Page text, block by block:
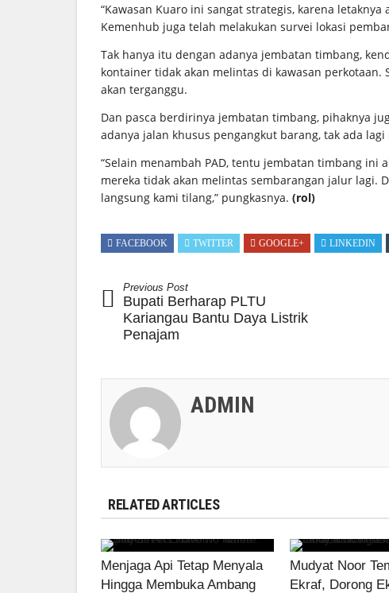
“Kawasan Kuaro ini sangat strategis, karena
Kemenhub juga telah melakukan survei lokasi
Tak hanya itu dengan adanya jembatan timbang,
kontainer tidak akan melintas di kawasan
akan terganggu.
Dan pasca berdirinya jembatan timbang, pihaknya
adanya jalan khusus pengangkut barang, tak ada
“Selain menambah PAD, tentu jembatan timbang ini
mereka tidak akan melintas sembarangan jalur lagi.
langsung kami tilang,” pungkasnya. (rol)
FACEBOOK TWITTER GOOGLE+ LINKEDIN
Previous Post
Bupati Berharap PLTU
Kariangau Bantu Daya Listrik
Penajam
ADMIN
RELATED ARTICLES
Menjaga Api Tetap Menyala
Hingga Membuka Ambang
Mudyat Noor
Ekraf, Dorong